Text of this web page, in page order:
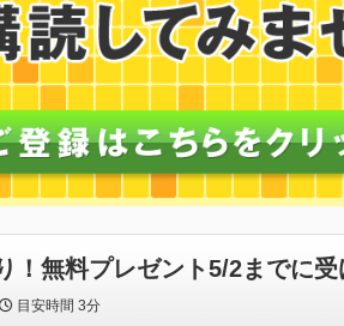
！無料プレゼント5/2までに
目安時間3分